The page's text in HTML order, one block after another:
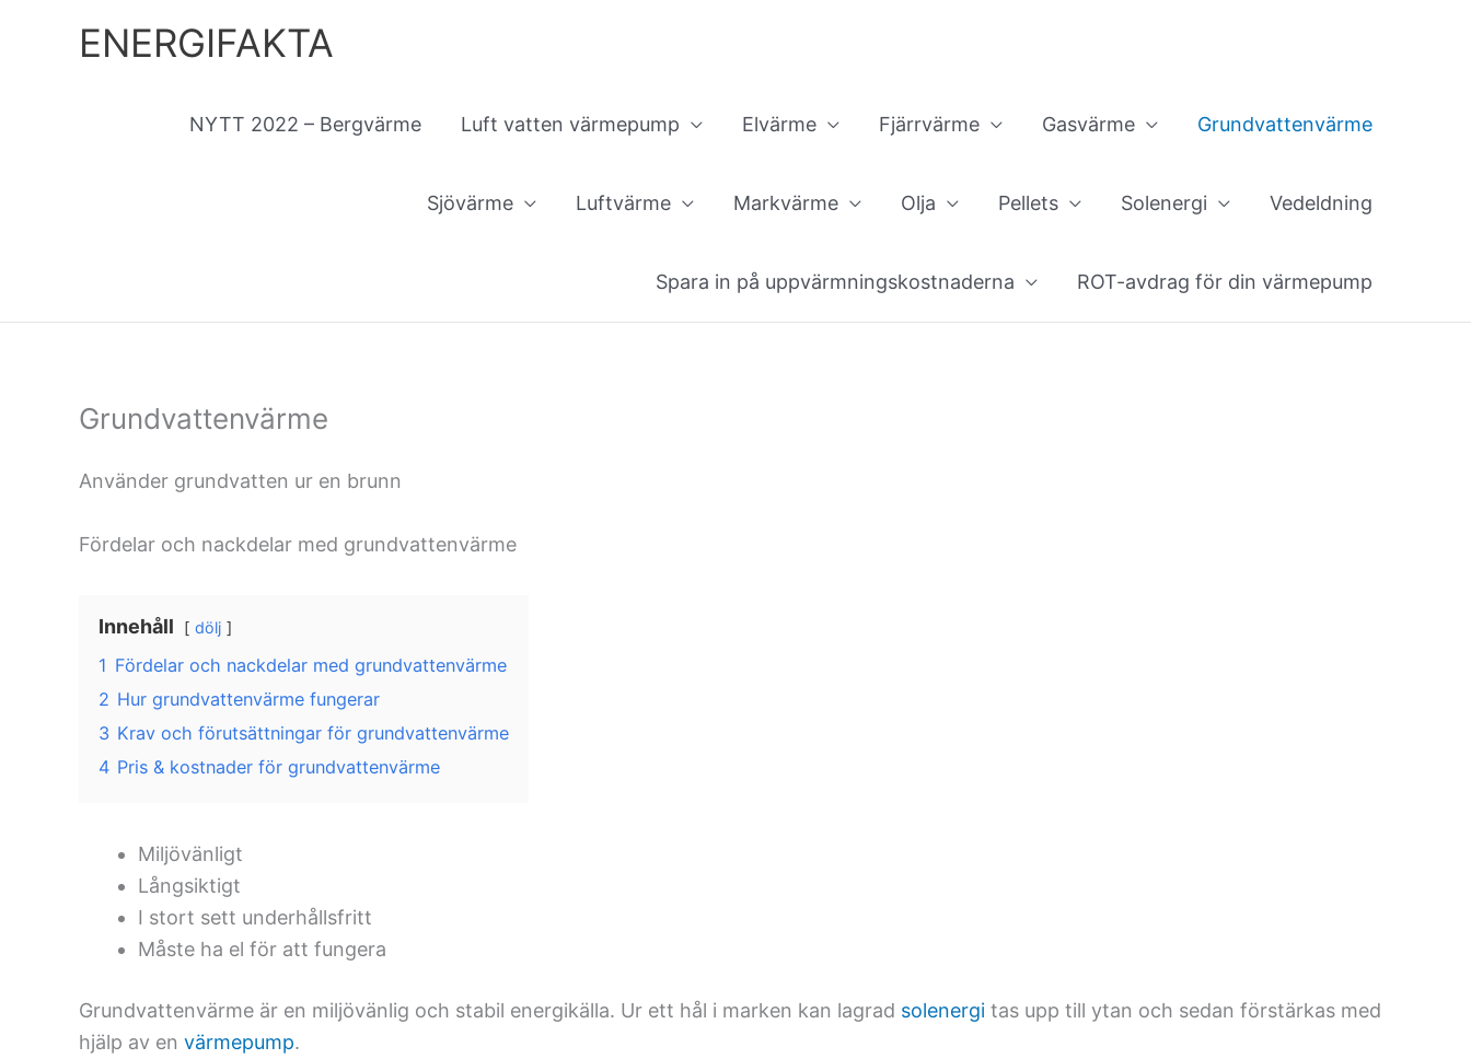
ENERGIFAKTA
NYTT 2022 – Bergvärme Luft vatten värmepump Elvärme Fjärrvärme Gasvärme Grundvattenvärme
Sjövärme Luftvärme Markvärme Olja Pellets Solenergi Vedeldning
Spara in på uppvärmningskostnaderna ROT-avdrag för din värmepump
Grundvattenvärme
Använder grundvatten ur en brunn
Fördelar och nackdelar med grundvattenvärme
Innehåll dölj
1 Fördelar och nackdelar med grundvattenvärme
2 Hur grundvattenvärme fungerar
3 Krav och förutsättningar för grundvattenvärme
4 Pris & kostnader för grundvattenvärme
Miljövänligt
Långsiktigt
I stort sett underhållsfritt
Måste ha el för att fungera
Grundvattenvärme är en miljövänlig och stabil energikälla. Ur ett hål i marken kan lagrad solenergi tas upp till ytan och sedan förstärkas med
hjälp av en värmepump.